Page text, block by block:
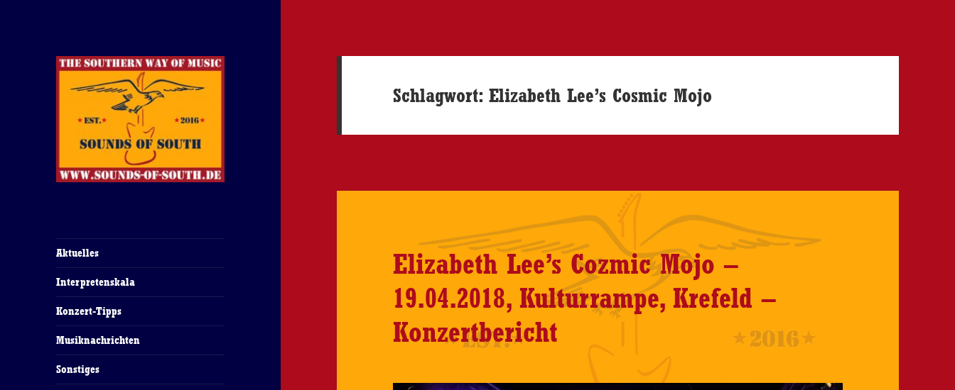
Aktuelles
Interpretenskala
Konzert-Tipps
Musiknachrichten
Sonstiges
Schlagwort:Elizabeth Lee’s Cosmic Mojo
Elizabeth Lee’s Cozmic Mojo –
19.04.2018, Kulturrampe, Krefeld –
Konzertbericht